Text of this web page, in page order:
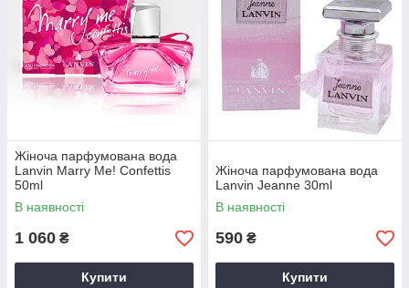
Жіноча парфумована вода
Lanvin Marry Me! Confettis
50ml
В наявності
1 060 ₴
Купити
Жіноча парфумована вода
Lanvin Jeanne 30ml
В наявності
590 ₴
Купити